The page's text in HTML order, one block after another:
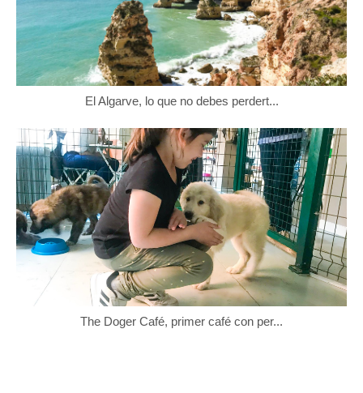
El Algarve, lo que no debes perdert...
The Doger Café, primer café con per...